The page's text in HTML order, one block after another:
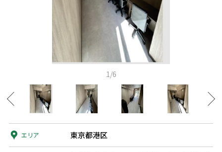
1/6
エリア 東京都港区